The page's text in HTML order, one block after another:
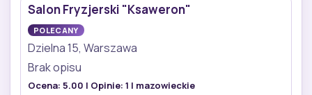
Salon Fryzjerski "Ksaweron"
POLECANY
Dzielna 15, Warszawa
Brak opisu
Ocena: 5.00 | Opinie: 1 | mazowieckie